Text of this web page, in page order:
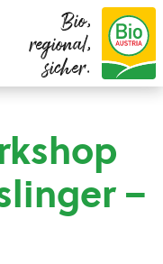
Bio,
regional,
sicher.
–